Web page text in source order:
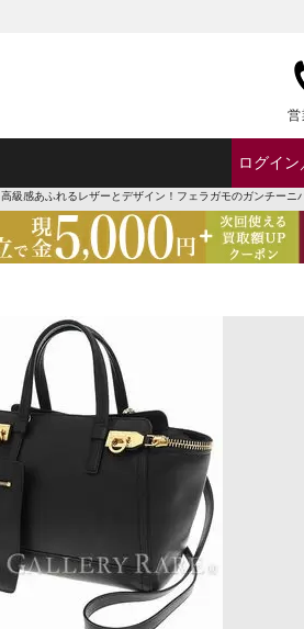
営
ログイ
高級感あふれるレザーとデザイン！フェラガモのガンチーニ